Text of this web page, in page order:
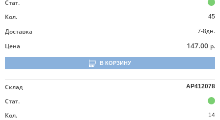
Стат.
Кол.
45
Доставка
7-8дн.
Цена
147.00 р.
В КОРЗИНУ
Склад AP412078
Стат.
Кол.
14